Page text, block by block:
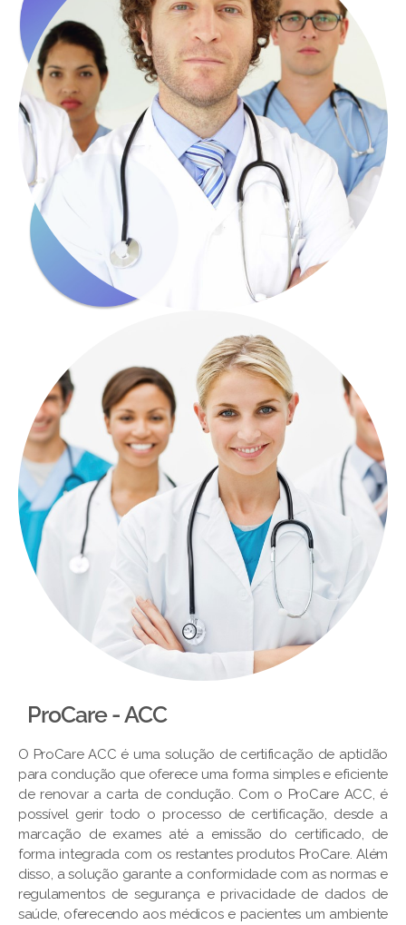
ProCare - ACC
O ProCare ACC é uma solução de certificação de aptidão
para condução que oferece uma forma simples e eficiente
de renovar a carta de condução. Com o ProCare ACC, é
possível gerir todo o processo de certificação, desde a
marcação de exames até a emissão do certificado, de
forma integrada com os restantes produtos ProCare. Além
disso, a solução garante a conformidade com as normas e
regulamentos de segurança e privacidade de dados de
saúde, oferecendo aos médicos e pacientes um ambiente